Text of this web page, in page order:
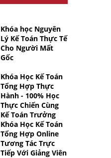
Khóa học Nguyên
Lý Kế Toán Thực Tế
Cho Người Mất
Gốc
Khóa Học Kế Toán
Tổng Hợp Thực
Hành - 100% Học
Thực Chiến Cùng
Kế Toán Trưởng
Khóa Học Kế Toán
Tổng Hợp Online
Tương Tác Trực
Tiếp Với Giảng Viên